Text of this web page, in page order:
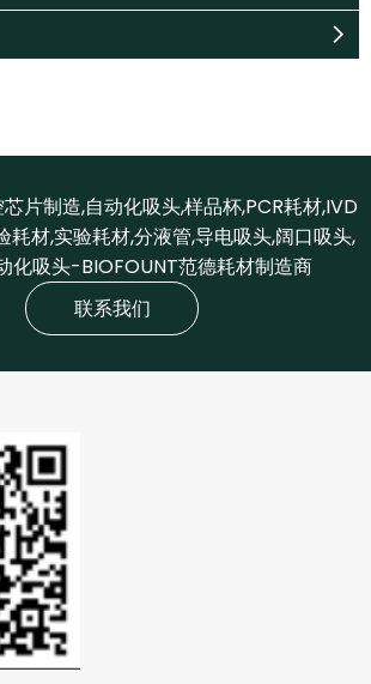
片制造,自动化吸头,样品杯,PCR耗材,IVD
耗材,实验耗材,分液管,导电吸头,阔口吸头,
化吸头-BIOFOUNT范德耗材制造商
联系我们